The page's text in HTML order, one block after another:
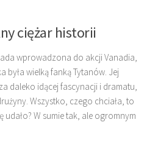
ciężar historii
wprowadzona do akcji Vanadia,
wielką fanką Tytanów. Jej
daleko idącej fascynacji i dramatu,
Wszystko, czego chciała, to
W sumie tak, ale ogromnym